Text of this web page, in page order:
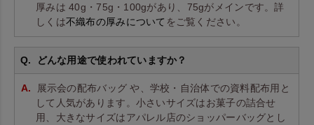
厚みは 40g・75g・100gがあり、75gがメインです。詳
しくは不織布の厚みについて をご覧ください。
どんな用途で使われていますか？
展示会の配布バッグ や、学校・自治体での資料配布用と
して人気があります。小さいサイズはお菓子の詰合せ
用、大きなサイズはアパレル店のショッパーバッグとし